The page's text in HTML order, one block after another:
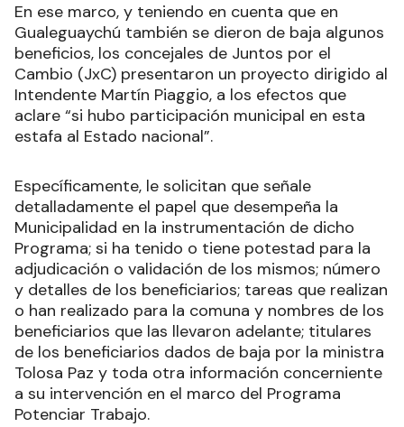
En ese marco, y teniendo en cuenta que en
Gualeguaychú también se dieron de baja algunos
beneficios, los concejales de Juntos por el
Cambio (JxC) presentaron un proyecto dirigido al
Intendente Martín Piaggio, a los efectos que
aclare “si hubo participación municipal en esta
estafa al Estado nacional”.
Específicamente, le solicitan que señale
detalladamente el papel que desempeña la
Municipalidad en la instrumentación de dicho
Programa; si ha tenido o tiene potestad para la
adjudicación o validación de los mismos; número
y detalles de los beneficiarios; tareas que realizan
o han realizado para la comuna y nombres de los
beneficiarios que las llevaron adelante; titulares
de los beneficiarios dados de baja por la ministra
Tolosa Paz y toda otra información concerniente
a su intervención en el marco del Programa
Potenciar Trabajo.